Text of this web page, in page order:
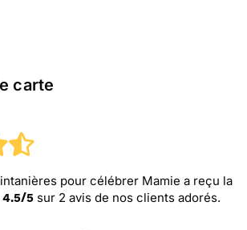
carte
pour célébrer Mamie a reçu la
4.5/5 sur 2 avis de nos clients adorés.